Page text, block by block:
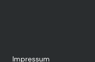
Impressum